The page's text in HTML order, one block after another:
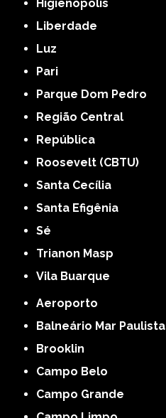
Higienópolis
Liberdade
Luz
Pari
Parque Dom Pedro
Região Central
República
Roosevelt (CBTU)
Santa Cecília
Santa Efigênia
Sé
Trianon Masp
Vila Buarque
Aeroporto
Balneário Mar Paulista
Brooklin
Campo Belo
Campo Grande